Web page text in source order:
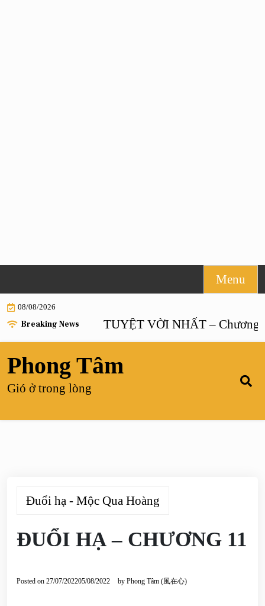
to
content
Menu
08/08/2026
Breaking News
HÔN NHÂN TUYỆT VỜI NHẤT – Chương 55 |
Phong Tâm
Gió ở trong lòng
Đuổi hạ - Mộc Qua Hoàng
ĐUỔI HẠ – CHƯƠNG 11
Posted on 27/07/202205/08/2022 by Phong Tâm (風在心)